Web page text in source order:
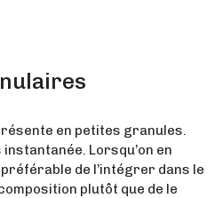
en petites granules.
instantanée. Lorsqu’on en
de l’intégrer dans le
plutôt que de le